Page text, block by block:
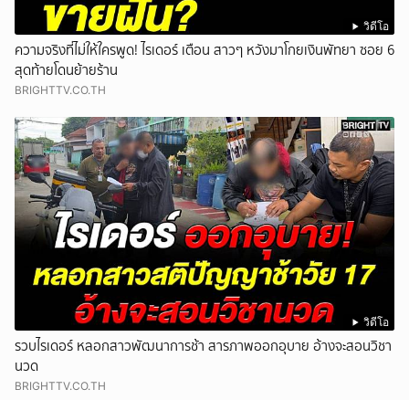
วิดีโอ
ความจริงที่ไม่ให้ใครพูด! ไรเดอร์ เตือน สาวๆ หวังมาโกยเงินพัทยา ซอย 6
สุดท้ายโดนย้ายร้าน
BRIGHTTV.CO.TH
วิดีโอ
รวบไรเดอร์ หลอกสาวพัฒนาการช้า สารภาพออกอุบาย อ้างจะสอนวิชา
นวด
BRIGHTTV.CO.TH